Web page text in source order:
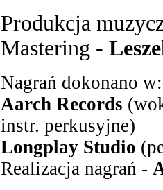
Produkcja
Mastering -
Nagrań dokonano w:
Aarch Records
instr. perkusyjne)
Longplay Studio
Realizacja nagrań -